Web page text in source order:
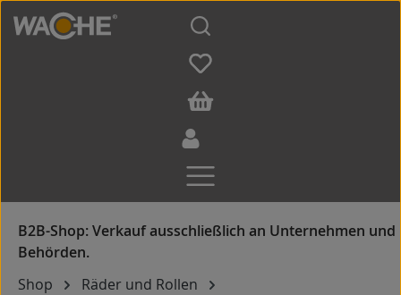
Zum Hauptinhalt springen
Shop
Räder und Rollen